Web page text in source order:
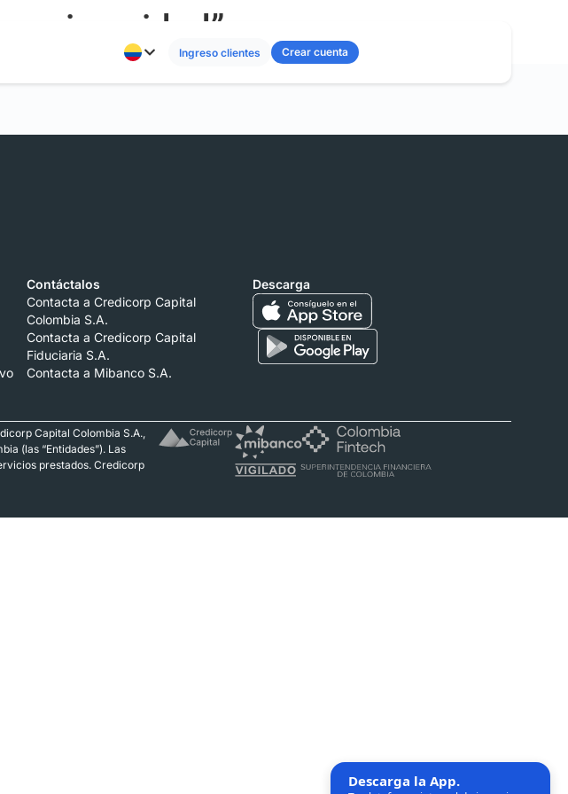
Ingreso clientes Crear cuenta
universidad”
Contáctalos
Contacta a Credicorp Capital
Colombia S.A.
Contacta a Credicorp Capital
Fiduciaria S.A.
Contacta a Mibanco S.A.
Descarga
Capital Colombia S.A.,
(las “Entidades”). Las
prestados. Credicorp
Descarga la App.